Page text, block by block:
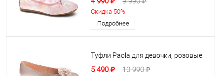
Скидка 50%
Подробнее
Туфли Paola для девочки, розовые
5 490 ₽ 10 990 ₽